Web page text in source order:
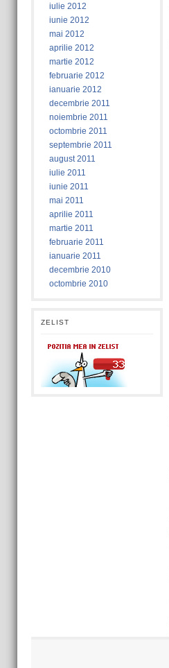
iulie 2012
iunie 2012
mai 2012
aprilie 2012
martie 2012
februarie 2012
ianuarie 2012
decembrie 2011
noiembrie 2011
octombrie 2011
septembrie 2011
august 2011
iulie 2011
iunie 2011
mai 2011
aprilie 2011
martie 2011
februarie 2011
ianuarie 2011
decembrie 2010
octombrie 2010
ZELIST